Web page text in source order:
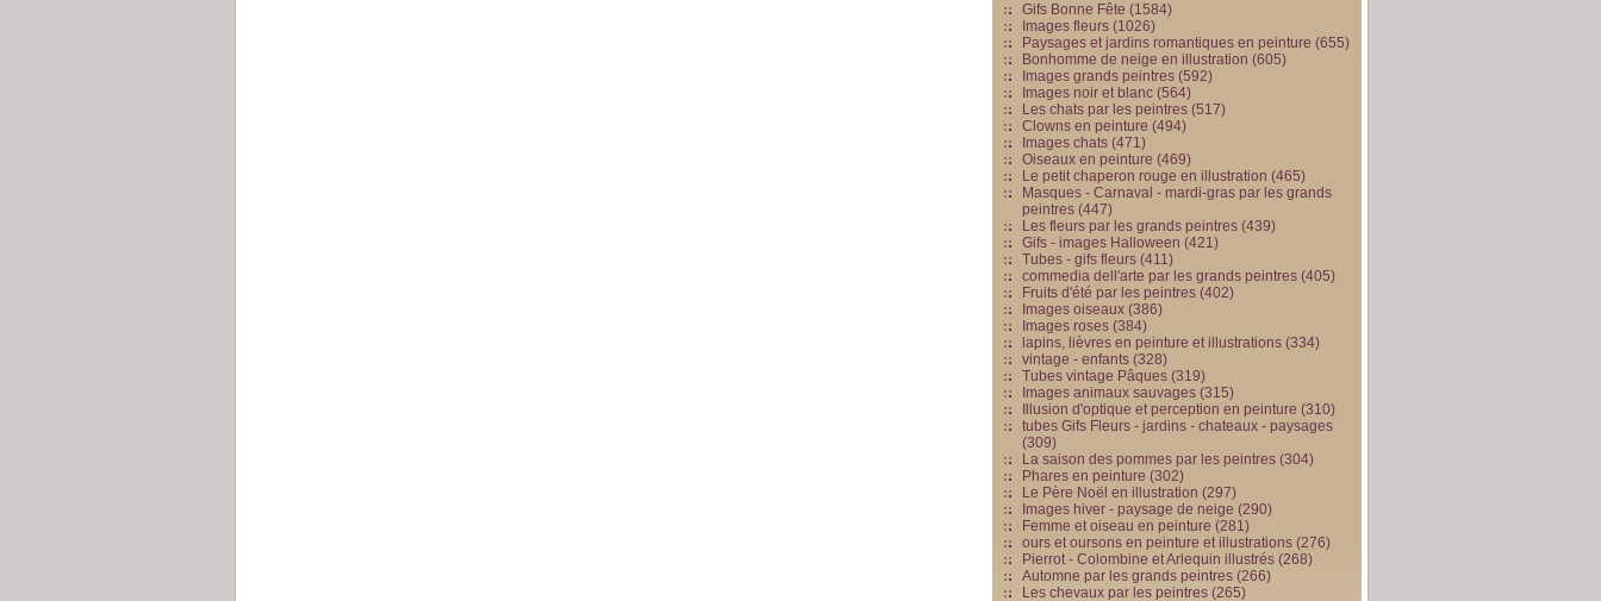
Gifs Bonne Fête (1584)
Images fleurs (1026)
Paysages et jardins romantiques en peinture (655)
Bonhomme de neige en illustration (605)
Images grands peintres (592)
Images noir et blanc (564)
Les chats par les peintres (517)
Clowns en peinture (494)
Images chats (471)
Oiseaux en peinture (469)
Le petit chaperon rouge en illustration (465)
Masques - Carnaval - mardi-gras par les grands
peintres (447)
Les fleurs par les grands peintres (439)
Gifs - images Halloween (421)
Tubes - gifs fleurs (411)
commedia dell'arte par les grands peintres (405)
Fruits d'été par les peintres (402)
Images oiseaux (386)
Images roses (384)
lapins, lièvres en peinture et illustrations (334)
vintage - enfants (328)
Tubes vintage Pâques (319)
Images animaux sauvages (315)
Illusion d'optique et perception en peinture (310)
tubes Gifs Fleurs - jardins - chateaux - paysages
(309)
La saison des pommes par les peintres (304)
Phares en peinture (302)
Le Père Noël en illustration (297)
Images hiver - paysage de neige (290)
Femme et oiseau en peinture (281)
ours et oursons en peinture et illustrations (276)
Pierrot - Colombine et Arlequin illustrés (268)
Automne par les grands peintres (266)
Les chevaux par les peintres (265)